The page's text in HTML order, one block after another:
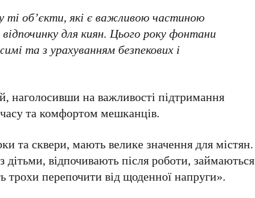
об’єкти, які є важливою частиною
для киян. Цього року фонтани
та з урахуванням безпекових і
, наголосивши на важливості підтримання
та комфортом мешканців.
та сквери, мають велике значення для містян.
дітьми, відпочивають після роботи, займаються
перепочити від щоденної напруги».